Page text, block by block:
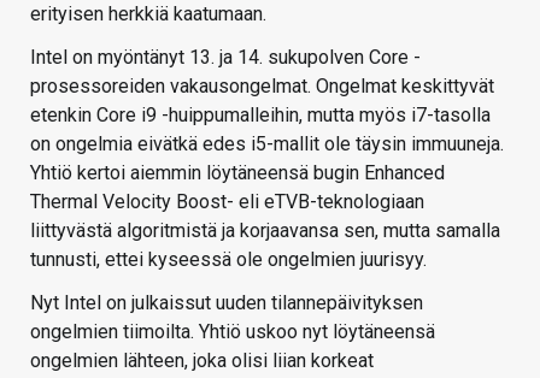
erityisen herkkiä kaatumaan.
Intel on myöntänyt 13. ja 14. sukupolven Core -
prosessoreiden vakausongelmat. Ongelmat keskittyvät
etenkin Core i9 -huippumalleihin, mutta myös i7-tasolla
on ongelmia eivätkä edes i5-mallit ole täysin immuuneja.
Yhtiö kertoi aiemmin löytäneensä bugin Enhanced
Thermal Velocity Boost- eli eTVB-teknologiaan
liittyvästä algoritmistä ja korjaavansa sen, mutta samalla
tunnusti, ettei kyseessä ole ongelmien juurisyy.
Nyt Intel on julkaissut uuden tilannepäivityksen
ongelmien tiimoilta. Yhtiö uskoo nyt löytäneensä
ongelmien lähteen, joka olisi liian korkeat